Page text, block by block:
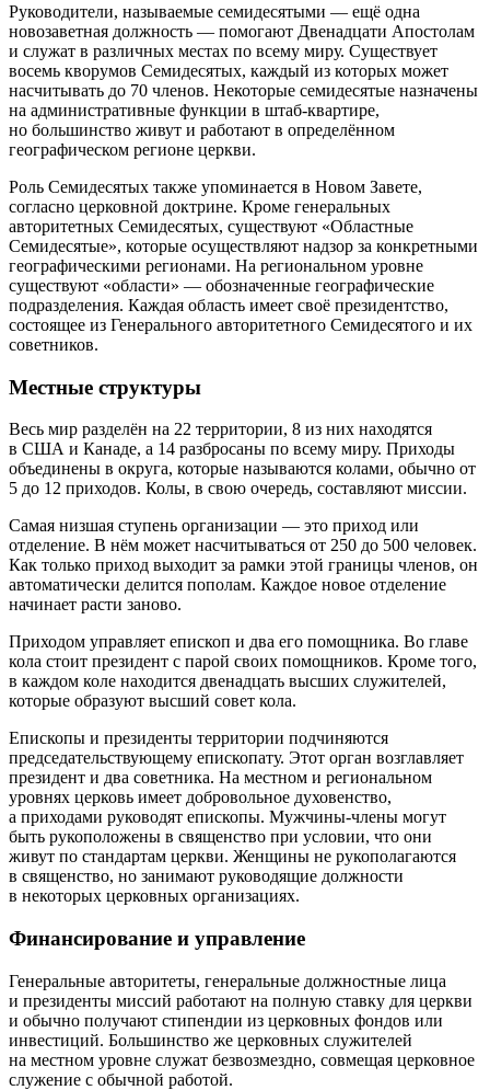
Руководители, называемые семидесятыми — ещё одна
новозаветная должность — помогают Двенадцати Апостолам
и служат в различных местах по всему миру. Существует
восемь кворумов Семидесятых, каждый из которых может
насчитывать до 70 членов. Некоторые семидесятые назначены
на административные функции в штаб-квартире,
но большинство живут и работают в определённом
географическом регионе церкви.
Роль Семидесятых также упоминается в Новом Завете,
согласно церковной доктрине. Кроме генеральных
авторитетных Семидесятых, существуют «Областные
Семидесятые», которые осуществляют надзор за конкретными
географическими регионами. На региональном уровне
существуют «области» — обозначенные географические
подразделения. Каждая область имеет своё президентство,
состоящее из Генерального авторитетного Семидесятого и их
советников.
Местные структуры
Весь мир разделён на 22 территории, 8 из них находятся
в США и Канаде, а 14 разбросаны по всему миру. Приходы
объединены в округа, которые называются колами, обычно от
5 до 12 приходов. Колы, в свою очередь, составляют миссии.
Самая низшая ступень организации — это приход или
отделение. В нём может насчитываться от 250 до 500 человек.
Как только приход выходит за рамки этой границы членов, он
автоматически делится пополам. Каждое новое отделение
начинает расти заново.
Приходом управляет епископ и два его помощника. Во главе
кола стоит президент с парой своих помощников. Кроме того,
в каждом коле находится двенадцать высших служителей,
которые образуют высший совет кола.
Епископы и президенты территории подчиняются
председательствующему епископату. Этот орган возглавляет
президент и два советника. На местном и региональном
уровнях церковь имеет добровольное духовенство,
а приходами руководят епископы. Мужчины-члены могут
быть рукоположены в священство при условии, что они
живут по стандартам церкви. Женщины не рукополагаются
в священство, но занимают руководящие должности
в некоторых церковных организациях.
Финансирование и управление
Генеральные авторитеты, генеральные должностные лица
и президенты миссий работают на полную ставку для церкви
и обычно получают стипендии из церковных фондов или
инвестиций. Большинство же церковных служителей
на местном уровне служат безвозмездно, совмещая церковное
служение с обычной работой.